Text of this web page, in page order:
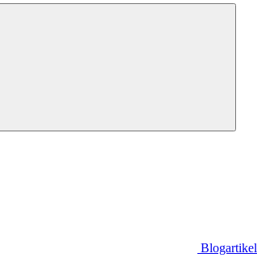
Blogartikel